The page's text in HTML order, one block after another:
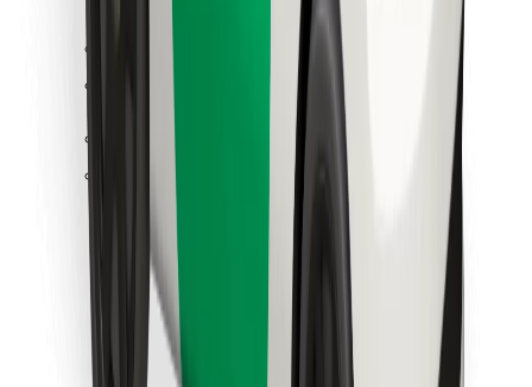
Uma viagem em poucos minutos!
Instalar app da Bolt
Encontra o teu prato favorito!
Instalar app da Bolt Food